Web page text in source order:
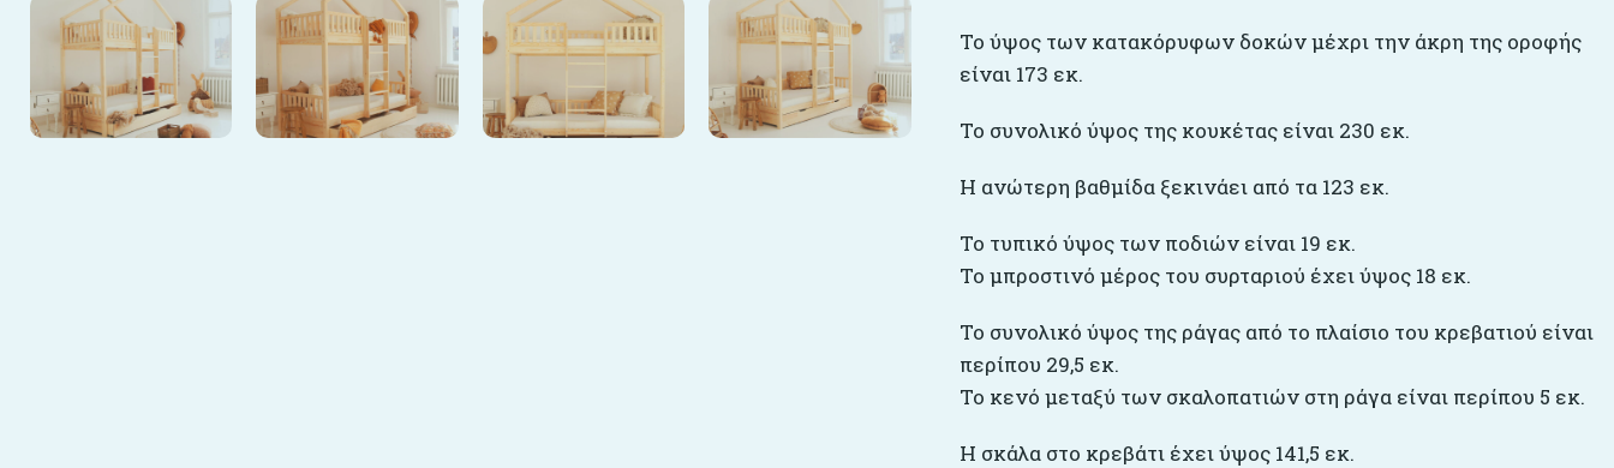
Το ύψος των κατακόρυφων δοκών μέχρι την άκρη της οροφής
είναι 173 εκ.
Το συνολικό ύψος της κουκέτας είναι 230 εκ.
Η ανώτερη βαθμίδα ξεκινάει από τα 123 εκ.
Το τυπικό ύψος των ποδιών είναι 19 εκ.
Το μπροστινό μέρος του συρταριού έχει ύψος 18 εκ.
Το συνολικό ύψος της ράγας από το πλαίσιο του κρεβατιού είναι
περίπου 29,5 εκ.
Το κενό μεταξύ των σκαλοπατιών στη ράγα είναι περίπου 5 εκ.
Η σκάλα στο κρεβάτι έχει ύψος 141,5 εκ.